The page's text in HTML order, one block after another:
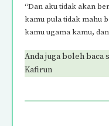
“Dan aku tidak akan
kamu pula tidak mahu
kamu ugama kamu,
Anda juga boleh baca
Kafirun